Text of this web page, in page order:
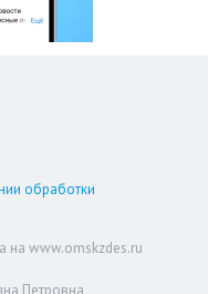
обработки
на www.omskzdes.ru